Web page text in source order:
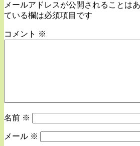
メールアドレスが公開されることはあ
ている欄は必須項目です
コメント ※
名前 ※
メール ※